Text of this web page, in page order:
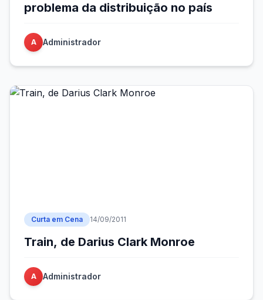
problema da distribuição no país
A Administrador
Curta em Cena 14/09/2011
Train, de Darius Clark Monroe
A Administrador